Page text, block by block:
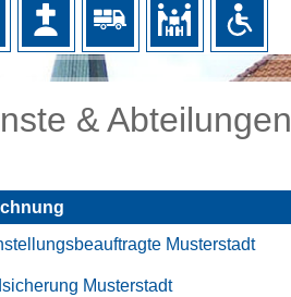
& Abteilungen
Musterstadt
Musterstadt